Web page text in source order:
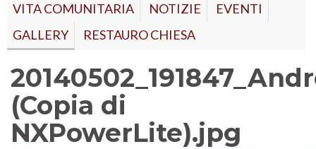
VITA COMUNITARIA
NOTIZIE
EVENTI
GALLERY
RESTAURO CHIESA
(Copia di
NXPowerLite).jpg